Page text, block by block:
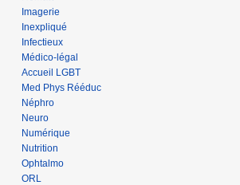
Imagerie
Inexpliqué
Infectieux
Médico-légal
Accueil LGBT
Med Phys Rééduc
Néphro
Neuro
Numérique
Nutrition
Ophtalmo
ORL